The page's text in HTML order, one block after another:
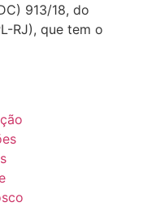
913/18, do
RJ), que tem o